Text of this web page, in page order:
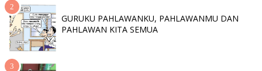
GURUKU PAHLAWANKU, PAHLAWANMU DAN
PAHLAWAN KITA SEMUA